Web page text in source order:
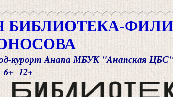
курорт Анапа МБУК "Анапская ЦБС"
6+ 12+